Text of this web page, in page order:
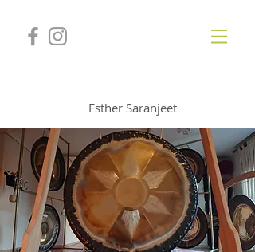
Esther Saranjeet